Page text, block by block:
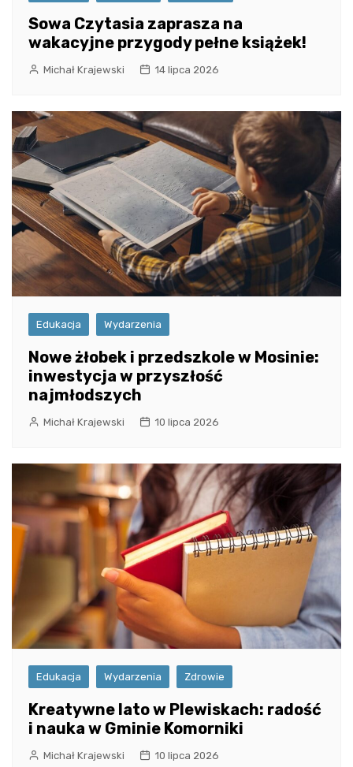
Sowa Czytasia zaprasza na
wakacyjne przygody pełne książek!
Michał Krajewski 14 lipca 2026
Edukacja Wydarzenia
Nowe żłobek i przedszkole w Mosinie:
inwestycja w przyszłość
najmłodszych
Michał Krajewski 10 lipca 2026
Edukacja Wydarzenia Zdrowie
Kreatywne lato w Plewiskach: radość
i nauka w Gminie Komorniki
Michał Krajewski 10 lipca 2026